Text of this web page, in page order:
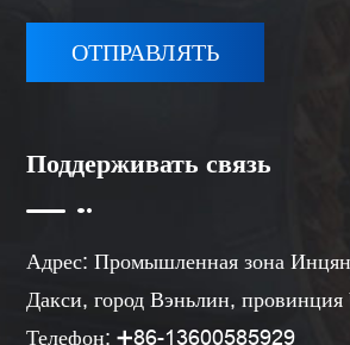
Поддерживать связь
Адрес: Промышленная зона
Дакси, город Вэньлин,
Телефон: ➕86-13600585929